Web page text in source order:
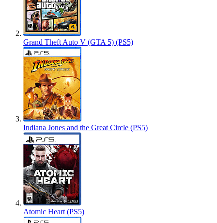
Grand Theft Auto V (GTA 5) (PS5)
Indiana Jones and the Great Circle (PS5)
Atomic Heart (PS5)